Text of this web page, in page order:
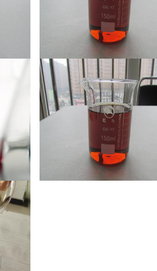
阳性聚合多元醇w15y1